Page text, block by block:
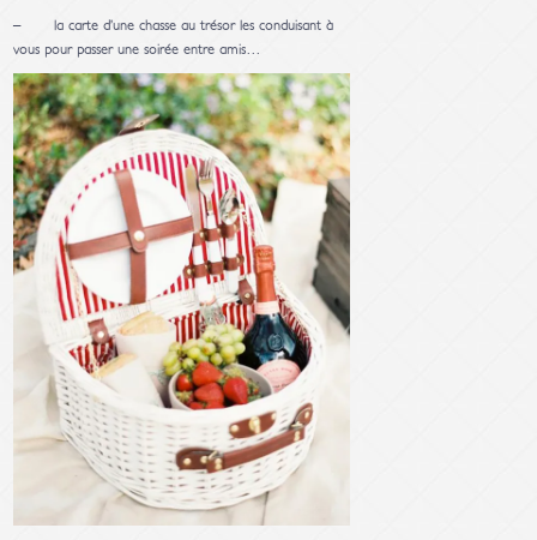
– la carte d’une chasse au trésor les conduisant à
vous pour passer une soirée entre amis…